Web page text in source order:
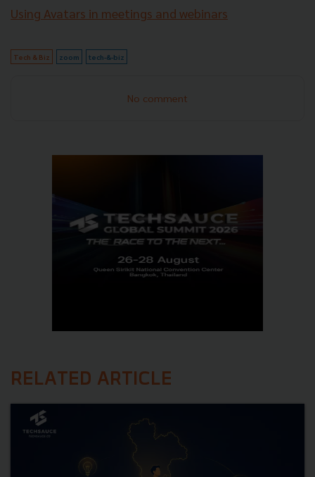
Using Avatars in meetings and webinars
Tech & Biz zoom tech-&-biz
No comment
RELATED ARTICLE